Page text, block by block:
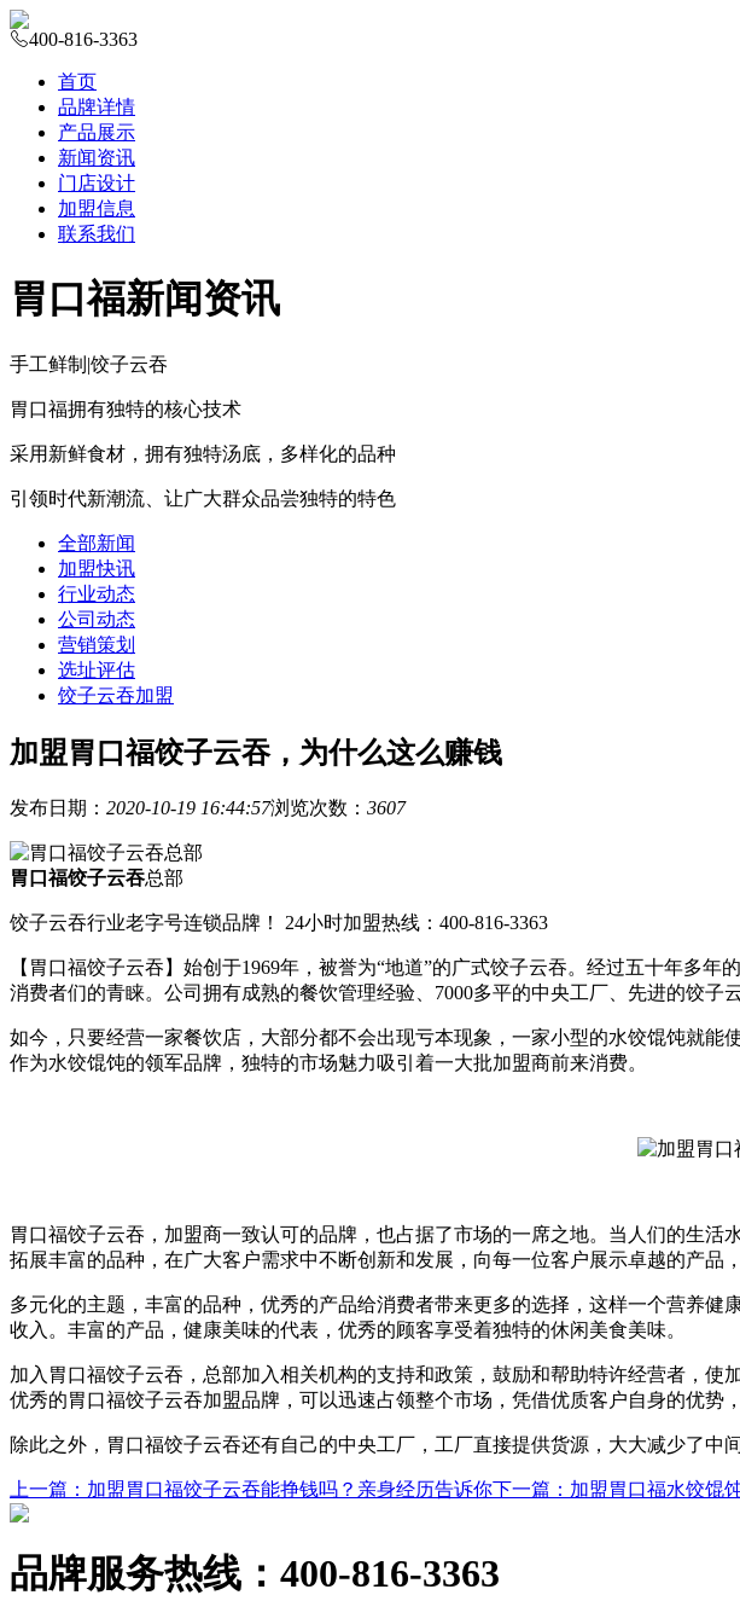
400-816-3363
首页
品牌详情
产品展示
新闻资讯
门店设计
加盟信息
联系我们
胃口福新闻资讯
手工鲜制 |饺子云吞
胃口福拥有独特的核心技术
采用新鲜食材，拥有独特汤底，多样化的品种
引领时代新潮流、让广大群众品尝独特的特色
全部新闻
加盟快讯
行业动态
公司动态
营销策划
选址评估
饺子云吞加盟
加盟胃口福饺子云吞，为什么这么赚钱
发布日期： 2020-10-19 16:44:57浏览次数： 3607
胃口福饺子云吞总部
饺子云吞行业老字号连锁品牌！ 24小时加盟热线：400-816-3363
【胃口福饺子云吞】始创于1969年，被誉为“地道”的广式饺子云吞。经过五十年多
消费者们的青睐。公司拥有成熟的餐饮管理经验、7000多平的中央工厂、先进的饺
如今，只要经营一家餐饮店，大部分都不会出现亏本现象，一家小型的水饺馄饨就
作为水饺馄饨的领军品牌，独特的市场魅力吸引着一大批加盟商前来消费。
胃口福饺子云吞，加盟商一致认可的品牌，也占据了市场的一席之地。当人们的生
拓展丰富的品种，在广大客户需求中不断创新和发展，向每一位客户展示卓越的产品
多元化的主题，丰富的品种，优秀的产品给消费者带来更多的选择，这样一个营养
收入。丰富的产品，健康美味的代表，优秀的顾客享受着独特的休闲美食美味。
加入胃口福饺子云吞，总部加入相关机构的支持和政策，鼓励和帮助特许经营者，
优秀的胃口福饺子云吞加盟品牌，可以迅速占领整个市场，凭借优质客户自身的优势
除此之外，胃口福饺子云吞还有自己的中央工厂，工厂直接提供货源，大大减少了
上一篇 ：加盟胃口福饺子云吞能挣钱吗？亲身经历告诉你下一篇 ：加盟胃口福水饺馄
品牌服务热线： 400-816-3363